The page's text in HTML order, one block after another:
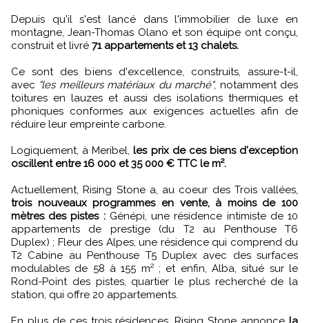
Depuis qu'il s'est lancé dans l'immobilier de luxe en
montagne, Jean-Thomas Olano et son équipe ont conçu,
construit et livré 71 appartements et 13 chalets.
Ce sont des biens d'excellence, construits, assure-t-il,
avec "les meilleurs matériaux du marché", notamment des
toitures en lauzes et aussi des isolations thermiques et
phoniques conformes aux exigences actuelles afin de
réduire leur empreinte carbone.
Logiquement, à Meribel,les prix de ces biens d'exception
oscillent entre 16 000 et 35 000 € TTC le m².
Actuellement, Rising Stone a, au coeur des Trois vallées,
trois nouveaux programmes en vente, à moins de 100
mètres des pistes :Génépi, une résidence intimiste de 10
appartements de prestige (du T2 au Penthouse T6
Duplex) ; Fleur des Alpes, une résidence qui comprend du
T2 Cabine au Penthouse T5 Duplex avec des surfaces
modulables de 58 à 155 m² ; et enfin, Alba, situé sur le
Rond-Point des pistes, quartier le plus recherché de la
station, qui offre 20 appartements.